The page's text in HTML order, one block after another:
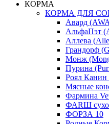
КОРМА
КОРМА ДЛЯ
Авард
АльфаПэт
Аллева
Грандорф
Монж
Пурина
Роял Канин
Мясные
Фармина
ФАRШ
ФОРЗА 10